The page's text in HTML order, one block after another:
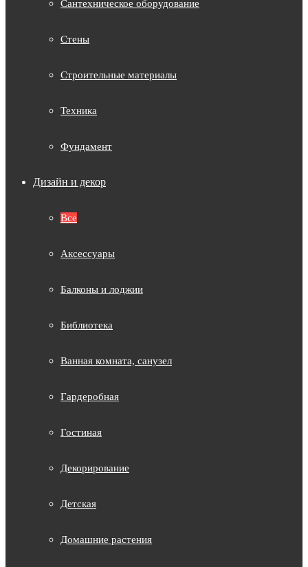
Сантехническое оборудование
Стены
Строительные материалы
Техника
Фундамент
Дизайн и декор
Все
Аксессуары
Балконы и лоджии
Библиотека
Ванная комната, санузел
Гардеробная
Гостиная
Декорирование
Детская
Домашние растения